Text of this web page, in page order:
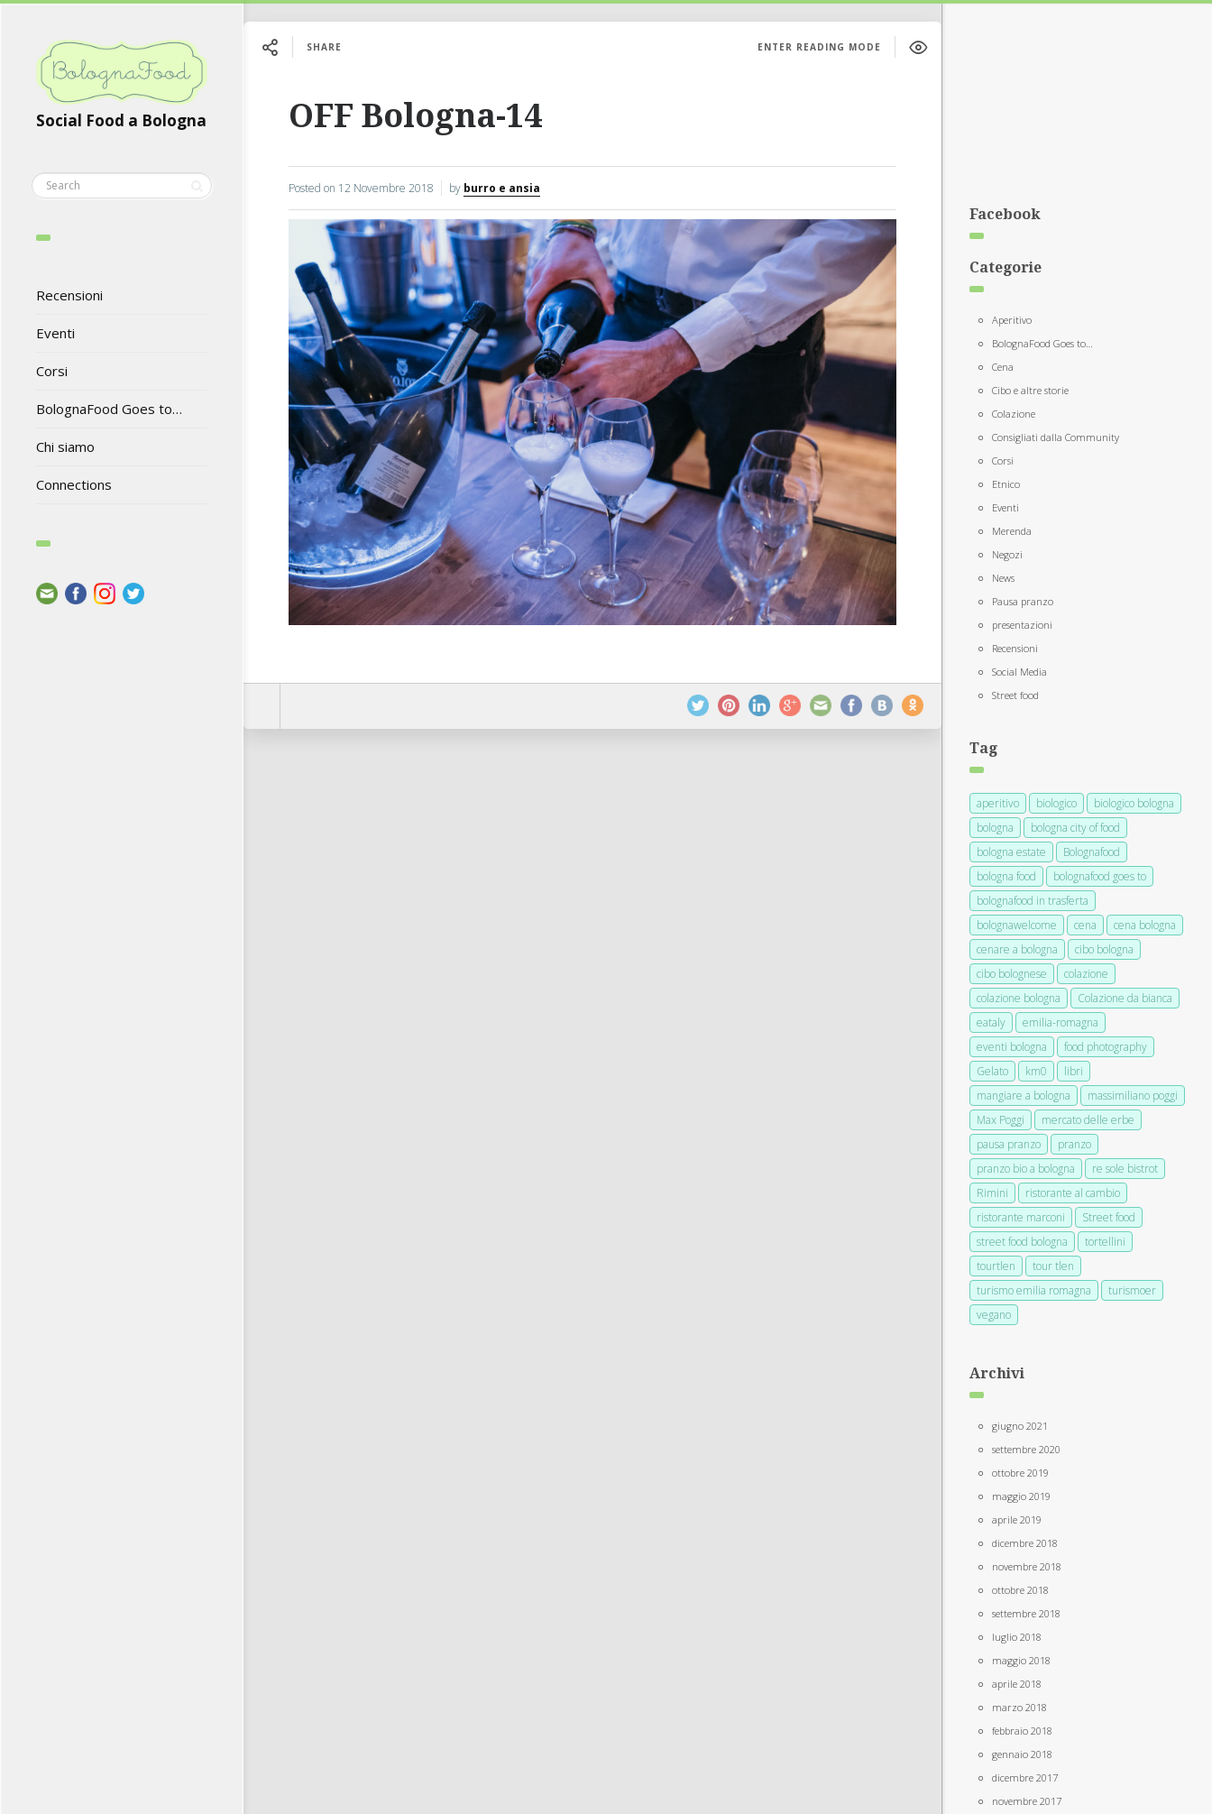
Social Food a Bologna
Recensioni
Eventi
Corsi
BolognaFood Goes to…
Chi siamo
Connections
SHARE ENTER READING MODE
OFF Bologna-14
Posted on 12 Novembre 2018 by burro e ansia
Facebook
Categorie
Aperitivo
BolognaFood Goes to…
Cena
Cibo e altre storie
Colazione
Consigliati dalla Community
Corsi
Etnico
Eventi
Merenda
Negozi
News
Pausa pranzo
presentazioni
Recensioni
Social Media
Street food
Tag
aperitivo biologico
biologico bologna
bologna
bologna city of food
bologna estate
Bolognafood
bologna food
bolognafood goes to
bolognafood in trasferta
bolognawelcome
cena
cena bologna
cenare a bologna
cibo bologna
cibo bolognese
colazione
colazione bologna
Colazione da bianca
eataly
emilia-romagna
eventi bologna
food photography
Gelato
km0
libri
mangiare a bologna
massimiliano poggi
Max Poggi
mercato delle erbe
pausa pranzo
pranzo
pranzo bio a bologna
re sole bistrot
Rimini
ristorante al cambio
ristorante marconi
Street food
street food bologna
tortellini
tourtlen
tour tlen
turismo emilia romagna
turismoer
vegano
Archivi
giugno 2021
settembre 2020
ottobre 2019
maggio 2019
aprile 2019
dicembre 2018
novembre 2018
ottobre 2018
settembre 2018
luglio 2018
maggio 2018
aprile 2018
marzo 2018
febbraio 2018
gennaio 2018
dicembre 2017
novembre 2017